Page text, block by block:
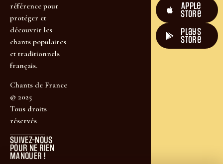
référence pour
protéger et
découvrir les
chants populaires
et traditionnels
français.
Chants de France
© 2025
Tous droits
réservés
SUIVEZ-NOUS
POUR NE RIEN
MANQUER !
Apple
Store
plays
store